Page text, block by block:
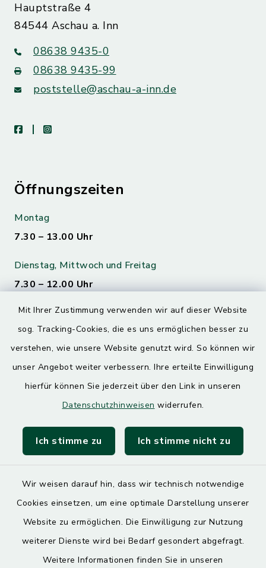
Mit Ihrer Zustimmung verwenden wir auf dieser Website
sog. Tracking-Cookies, die es uns ermöglichen besser zu
verstehen, wie unsere Website genutzt wird. So können wir
unser Angebot weiter verbessern. Ihre erteilte Einwilligung
hierfür können Sie jederzeit über den Link in unseren
Datenschutzhinweisen widerrufen.
Ich stimme zu Ich stimme nicht zu
Wir weisen darauf hin, dass wir technisch notwendige
Cookies einsetzen, um eine optimale Darstellung unserer
Website zu ermöglichen. Die Einwilligung zur Nutzung
weiterer Dienste wird bei Bedarf gesondert abgefragt.
Weitere Informationen finden Sie in unseren
Hauptstraße 4
84544 Aschau a. Inn
08638 9435-0
08638 9435-99
poststelle@aschau-a-inn.de
facebookinstagram
Öffnungszeiten
Montag
7.30 – 13.00 Uhr
Dienstag, Mittwoch und Freitag
7.30 – 12.00 Uhr
Donnerstag
7.30 – 12.00 Uhr
13.00 – 17.30 Uhr
Quicklinks
SoNNe e. V.
Barrierefreiheit